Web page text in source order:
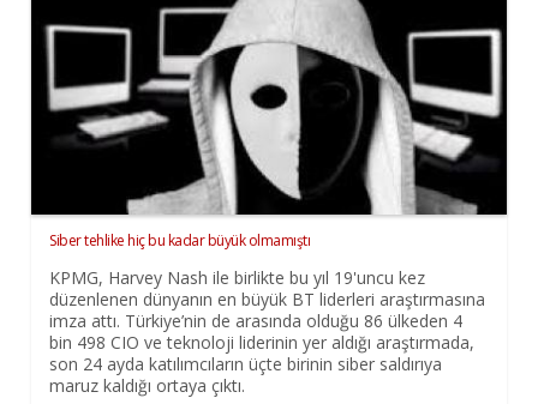
Siber tehlike hiç bu kadar büyük olmamıştı
KPMG, Harvey Nash ile birlikte bu yıl 19'uncu kez
düzenlenen dünyanın en büyük BT liderleri araştırmasına
imza attı. Türkiye’nin de arasında olduğu 86 ülkeden 4
bin 498 CIO ve teknoloji liderinin yer aldığı araştırmada,
son 24 ayda katılımcıların üçte birinin siber saldırıya
maruz kaldığı ortaya çıktı.